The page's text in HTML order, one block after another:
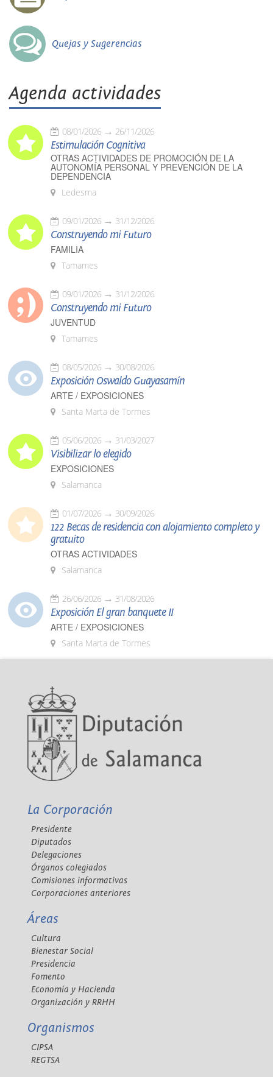
Quejas y Sugerencias
Agenda actividades
08/01/2026 26/11/2026
Estimulación Cognitiva
OTRAS ACTIVIDADES DE PROMOCIÓN DE LA
AUTONOMÍA PERSONAL Y PREVENCIÓN DE LA
DEPENDENCIA
Ledesma
09/01/2026 31/12/2026
Construyendo mi Futuro
FAMILIA
Tamames
09/01/2026 31/12/2026
Construyendo mi Futuro
JUVENTUD
Tamames
08/05/2026 30/08/2026
Exposición Oswaldo Guayasamín
ARTE / EXPOSICIONES
Santa Marta de Tormes
05/06/2026 31/03/2027
Visibilizar lo elegido
EXPOSICIONES
Salamanca
01/07/2026 30/09/2026
122 Becas de residencia con alojamiento completo y
gratuito
OTRAS ACTIVIDADES
Salamanca
26/06/2026 31/08/2026
Exposición El gran banquete II
ARTE / EXPOSICIONES
Santa Marta de Tormes
La Corporación
Presidente
Diputados
Delegaciones
Órganos colegiados
Comisiones informativas
Corporaciones anteriores
Áreas
Cultura
Bienestar Social
Presidencia
Fomento
Economía y Hacienda
Organización y RRHH
Organismos
CIPSA
REGTSA